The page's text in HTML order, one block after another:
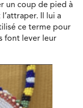
un coup de pied à
Il lui a
ce terme pour
font lever leur